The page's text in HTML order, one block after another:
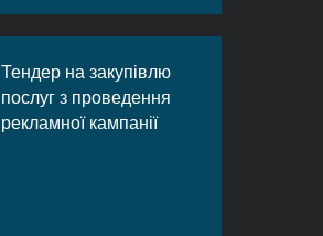
Тендер на закупівлю
послуг з проведення
рекламної кампанії